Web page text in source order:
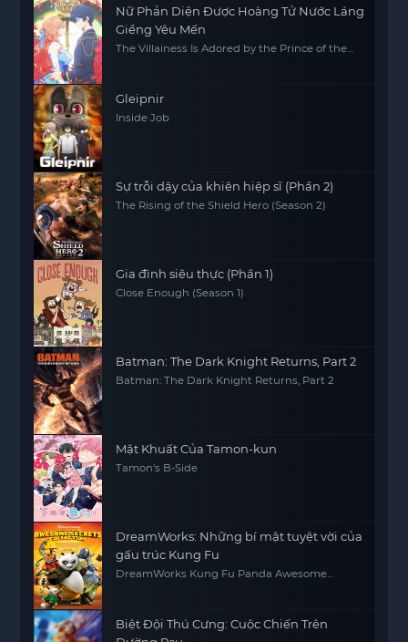
Nữ Phản Diện Được Hoàng Tử Nước Láng
Giềng Yêu Mến
The Villainess Is Adored by the Prince of the
Gleipnir
Inside Job
Sự trỗi dậy của khiên hiệp sĩ (Phần 2)
The Rising of the Shield Hero (Season 2)
Gia đình siêu thực (Phần 1)
Close Enough (Season 1)
Batman: The Dark Knight Returns, Part 2
Batman: The Dark Knight Returns, Part 2
Mặt Khuất Của Tamon-kun
Tamon's B-Side
DreamWorks: Những bí mật tuyệt vời của
gấu trúc Kung Fu
DreamWorks Kung Fu Panda Awesome
Biệt Đội Thú Cưng: Cuộc Chiến Trên